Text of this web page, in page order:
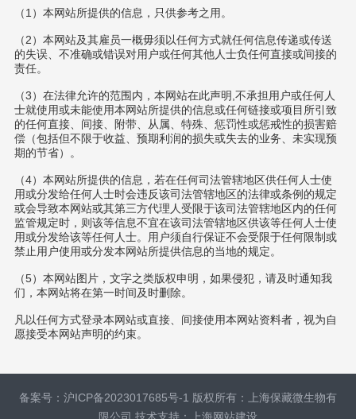
（1）本网站所提供的信息，只供参考之用。
（2）本网站及其雇员一概毋须以任何方式就任何信息传递或传送
的失误、不准确或错误对用户或任何其他人士负任何直接或间接的
责任。
（3）在法律允许的范围内，本网站在此声明,不承担用户或任何人
士就使用或未能使用本网站所提供的信息或任何链接或项目所引致
的任何直接、间接、附带、从属、特殊、惩罚性或惩戒性的损害赔
偿（包括但不限于收益、预期利润的损失或失去的业务、未实现预
期的节省）。
（4）本网站所提供的信息，若在任何司法管辖地区供任何人士使
用或分发给任何人士时会违反该司法管辖地区的法律或条例的规定
或会导致本网站或其第三方代理人受限于该司法管辖地区内的任何
监管规定时，则该等信息不宜在该司法管辖地区供该等任何人士使
用或分发给该等任何人士。用户须自行保证不会受限于任何限制或
禁止用户使用或分发本网站所提供信息的当地的规定。
（5）本网站图片，文字之类版权申明，如果侵犯，请及时通知我
们，本网站将在第一时间及时删除。
凡以任何方式登录本网站或直接、间接使用本网站资料者，视为自
愿接受本网站声明的约束。
备案号：沪ICP备2023017685号-1 版权所有：上海保藏微生物有